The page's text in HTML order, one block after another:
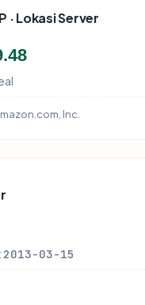
· Lokasi Server
Inc.
2013-03-15